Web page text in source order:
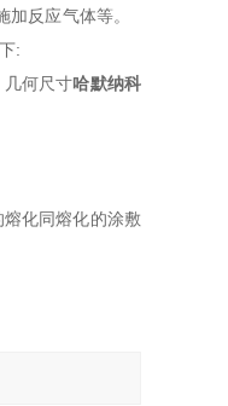
加反应气体等。
:
何尺寸哈默纳科
化同熔化的涂敷